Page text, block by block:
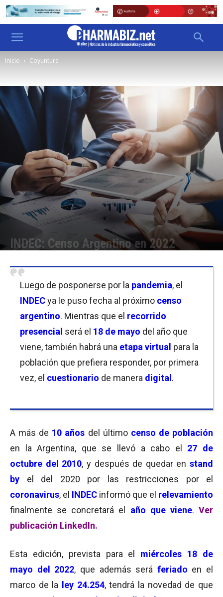
Inicio Coyuntura
INDEC: Censo Argentino en 2022
Luego de posponerse por la pandemia, el
INDECya le puso fecha al próximo censo
argentino. Mientras que el recorrido
presencial será el 18 de mayo del año que
viene, también habrá una etapa virtual para la
población que prefiera responder, por primera
vez, el cuestionario de manera digital .
A más de 10 años del último censo de población
en la Argentina, que se llevó a cabo el 27 de
octubre del 2010, y después de quedar en stand
by el del 2020 por las restricciones por el
coronavirus, el INDEC informó que el relevamiento
finalmente se concretará el año que viene.Ver
publicación LinkedIn.
Esta edición, prevista para el
miércoles 18 de
mayo del 2022, que además será feriado en el
marco de la
ley 24.254, tendrá la novedad de que